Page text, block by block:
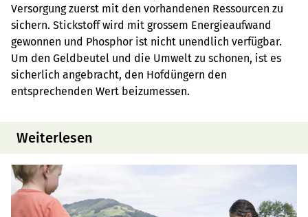
Versorgung zuerst mit den vorhandenen Ressourcen zu
sichern. Stickstoff wird mit grossem Energieaufwand
gewonnen und Phosphor ist nicht unendlich verfügbar.
Um den Geldbeutel und die Umwelt zu schonen, ist es
sicherlich angebracht, den Hofdüngern den
entsprechenden Wert beizumessen.
Weiterlesen